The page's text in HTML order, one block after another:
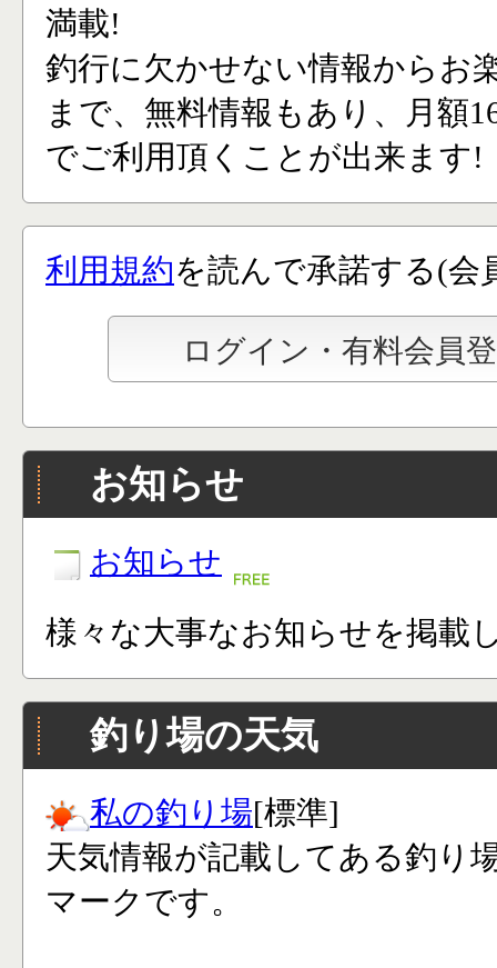
満載!
釣行に欠かせない情報からお
まで、無料情報もあり、月額
でご利用頂くことが出来ます!
利用規約を読んで承諾する(会
お知らせ
お知らせ
様々な大事なお知らせを掲載
釣り場の天気
私の釣り場[標準]
天気情報が記載してある釣り
マークです。